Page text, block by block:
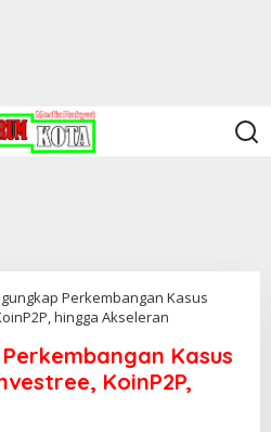
Perkembangan Kasus
hingga Akseleran
Kasus
KoinP2P,